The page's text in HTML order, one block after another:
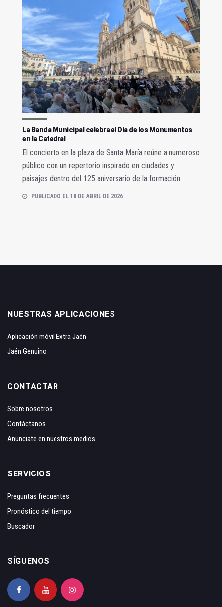
La Banda Municipal celebra el Día de los Monumentos
en la Catedral
El concierto en la plaza de Santa María reúne a numeroso
público con un repertorio inspirado en ciudades y
paisajes dentro del 125 aniversario de la formación
PUBLICADO EL 18 DE ABRIL DE 2026
NUESTRAS APLICACIONES
Aplicación móvil Extra Jaén
Jaén Genuino
CONTACTAR
Sobre nosotros
Contáctanos
Anunciate en nuestros medios
SERVICIOS
Preguntas frecuentes
Pronóstico del tiempo
Buscador
SÍGUENOS